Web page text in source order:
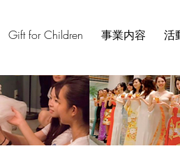
Gift for Children 事業内容 活